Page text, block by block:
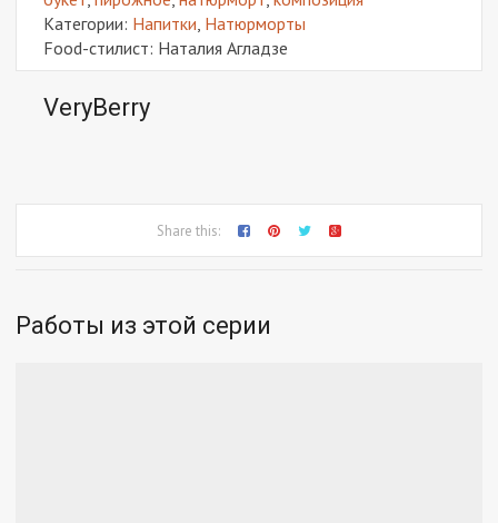
Категории: Напитки, Натюрморты
Food-стилист: Наталия Агладзе
VeryBerry
Share this:
Работы из этой серии